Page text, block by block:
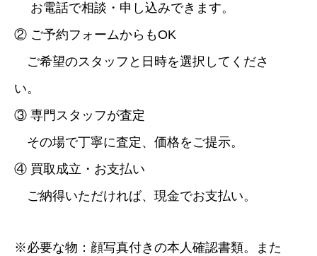
お電話で相談・申し込みできます。
② ご予約フォームからもOK
ご希望のスタッフと日時を選択してくださ
い。
③ 専門スタッフが査定
その場で丁寧に査定、価格をご提示。
④ 買取成立・お支払い
ご納得いただければ、現金でお支払い。
※必要な物：顔写真付きの本人確認書類。また